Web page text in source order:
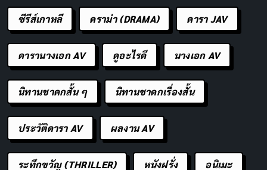
อย่างรวดเร็ว แทนที่ด้วยฉากไล่ล่าโดรนและพล็อตที่คาดเดา
ได้ล่วงหน้าหลายฉาก
บทหนังของมาร์โค แวน เบลล์ (Marco van Belle)โรย
เบาะแสไว้อย่างเห็นได้ชัดเกินไป คนดูที่เคยดูหนังแนว
เลอร์จิตวิทยามาเยอะน่าจะเดาตัวร้ายได้ตั้งแต่ครึ่งแรก
และพอเฉลยออกมาก็รู้สึกว่ามันผสมผสานระหว่าง The
Fugitive และMinority Reportแบบไม่ค่อยลงตัว
ซีรีส์เกาหลี ดราม่า (DRAMA) ดารา JAV
ดารานางเอก AV ดูอะไรดี นางเอก AV
นิทานชาดกสั้น ๆ นิทานชาดกเรื่องสั้น
ประวัติดารา AV ผลงาน AV
ระทึกขวัญ (THRILLER) หนังฝรั่ง อนิเมะ